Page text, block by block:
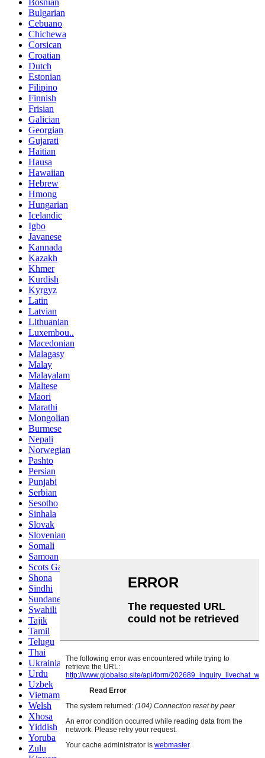
Bosnian
Bulgarian
Cebuano
Chichewa
Corsican
Croatian
Dutch
Estonian
Filipino
Finnish
Frisian
Galician
Georgian
Gujarati
Haitian
Hausa
Hawaiian
Hebrew
Hmong
Hungarian
Icelandic
Igbo
Javanese
Kannada
Kazakh
Khmer
Kurdish
Kyrgyz
Latin
Latvian
Lithuanian
Luxembou..
Macedonian
Malagasy
Malay
Malayalam
Maltese
Maori
Marathi
Mongolian
Burmese
Nepali
Norwegian
Pashto
Persian
Punjabi
Serbian
Sesotho
Sinhala
Slovak
Slovenian
Somali
Samoan
Scots Gaelic
Shona
Sindhi
Sundanese
Swahili
Tajik
Tamil
Telugu
Thai
Ukrainian
Urdu
Uzbek
Vietnamese
Welsh
Xhosa
Yiddish
Yoruba
Zulu